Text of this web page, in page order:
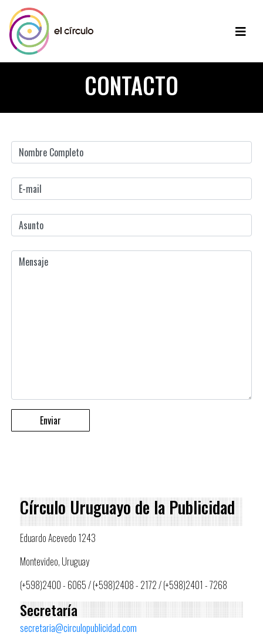
CONTACTO
Círculo Uruguayo de la Publicidad
Eduardo Acevedo 1243
Montevideo, Uruguay
(+598)2400 - 6065 / (+598)2408 - 2172 / (+598)2401 - 7268
Secretaría
secretaria@circulopublicidad.com